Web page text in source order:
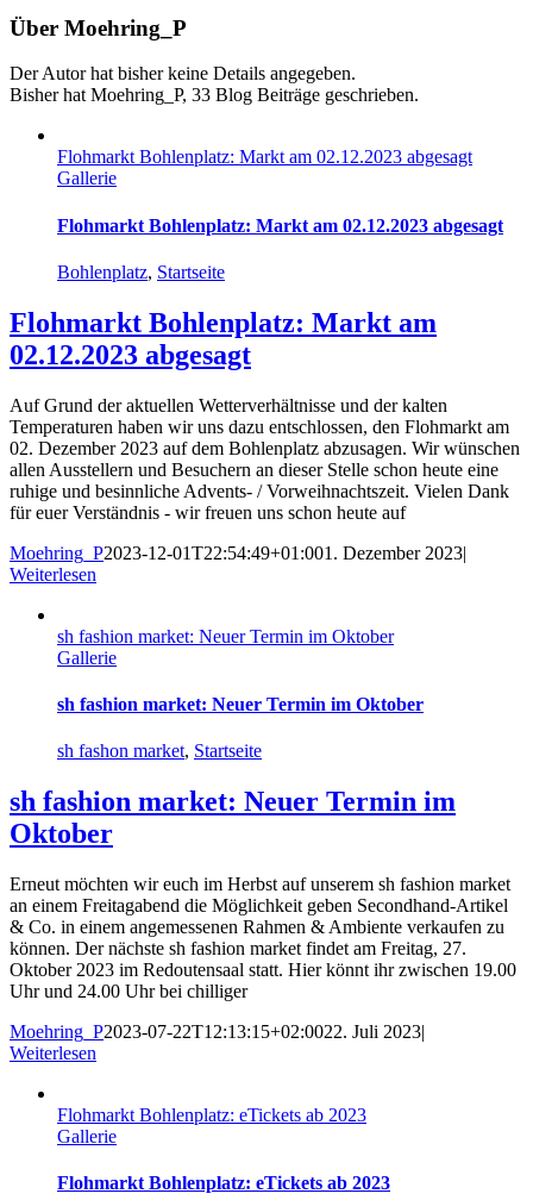
Über Moehring_P
Der Autor hat bisher keine Details angegeben.
Bisher hat Moehring_P, 33 Blog Beiträge geschrieben.
Flohmarkt Bohlenplatz: Markt am 02.12.2023 abgesagt
Gallerie
Flohmarkt Bohlenplatz: Markt am 02.12.2023 abgesagt
Bohlenplatz, Startseite
Flohmarkt Bohlenplatz: Markt am
02.12.2023 abgesagt
Auf Grund der aktuellen Wetterverhältnisse und der kalten
Temperaturen haben wir uns dazu entschlossen, den Flohmarkt am
02. Dezember 2023 auf dem Bohlenplatz abzusagen. Wir wünschen
allen Ausstellern und Besuchern an dieser Stelle schon heute eine
ruhige und besinnliche Advents- / Vorweihnachtszeit. Vielen Dank
für euer Verständnis - wir freuen uns schon heute auf
Moehring_P2023-12-01T22:54:49+01:001. Dezember 2023|
Weiterlesen
sh fashion market: Neuer Termin im Oktober
Gallerie
sh fashion market: Neuer Termin im Oktober
sh fashon market, Startseite
sh fashion market: Neuer Termin im
Oktober
Erneut möchten wir euch im Herbst auf unserem sh fashion market
an einem Freitagabend die Möglichkeit geben Secondhand-Artikel
& Co. in einem angemessenen Rahmen & Ambiente verkaufen zu
können. Der nächste sh fashion market findet am Freitag, 27.
Oktober 2023 im Redoutensaal statt. Hier könnt ihr zwischen 19.00
Uhr und 24.00 Uhr bei chilliger
Moehring_P2023-07-22T12:13:15+02:0022. Juli 2023|
Weiterlesen
Flohmarkt Bohlenplatz: eTickets ab 2023
Gallerie
Flohmarkt Bohlenplatz: eTickets ab 2023